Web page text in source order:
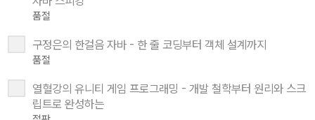
품절
구정은의 한걸음 자바 - 한 줄 코딩부터 객체 설계까지
품절
열혈강의 유니티 게임 프로그래밍 - 개발 철학부터 원리와 스크
립트로 완성하는